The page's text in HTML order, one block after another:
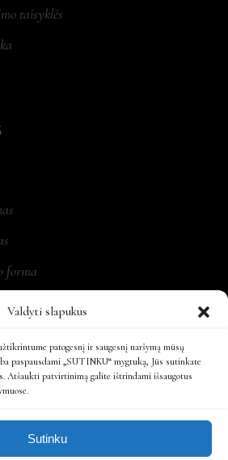
Valdyti slapukus
patogesnį ir saugesnį naršymą mūsų
paspausdami „SUTINKU“ mygtuką, Jūs sutinkate
Atšaukti patvirtinimą galite ištrindami išsaugotus
Sutinku
taisyklės
forma